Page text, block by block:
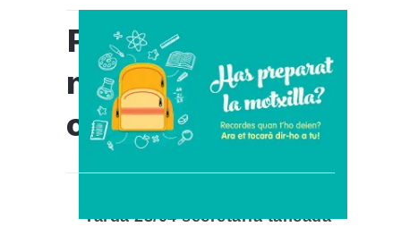
Preinscripció i
matrícula pel
curs 2018-2019
Tarda 23/04 secretaria tancada